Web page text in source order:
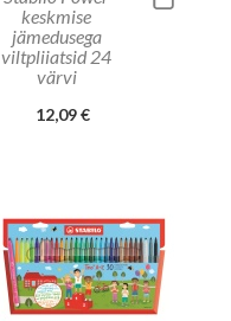
keskmise
jämedusega
viltpliiatsid 24
värvi
12,09 €